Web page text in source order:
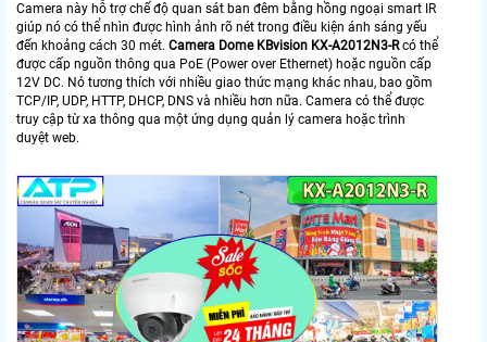
Camera này hỗ trợ chế độ quan sát ban đêm bằng hồng ngoại smart IR
giúp nó có thể nhìn được hình ảnh rõ nét trong điều kiện ánh sáng yếu
đến khoảng cách 30 mét. Camera Dome KBvision KX-A2012N3-Rcó thể
được cấp nguồn thông qua PoE (Power over Ethernet) hoặc nguồn cấp
12V DC. Nó tương thích với nhiều giao thức mạng khác nhau, bao gồm
TCP/IP, UDP, HTTP, DHCP, DNS và nhiều hơn nữa. Camera có thể được
truy cập từ xa thông qua một ứng dụng quản lý camera hoặc trình
duyệt web.